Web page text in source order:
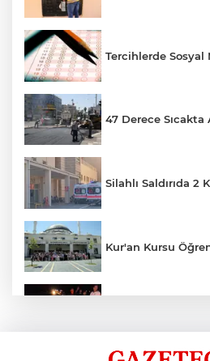
Tercihlerde
47 Derece
Silahlı Saldırıda 2
Kur'an Kursu